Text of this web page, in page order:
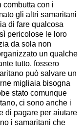
combutta con i
gli altri samaritani
di fare qualcosa
pericolose le loro
da sola non
un qualche
tutto, fossero
può salvare un
migliaia bisogna
stato comunque
ci sono anche i
di pagare per aiutare
i samaritani che